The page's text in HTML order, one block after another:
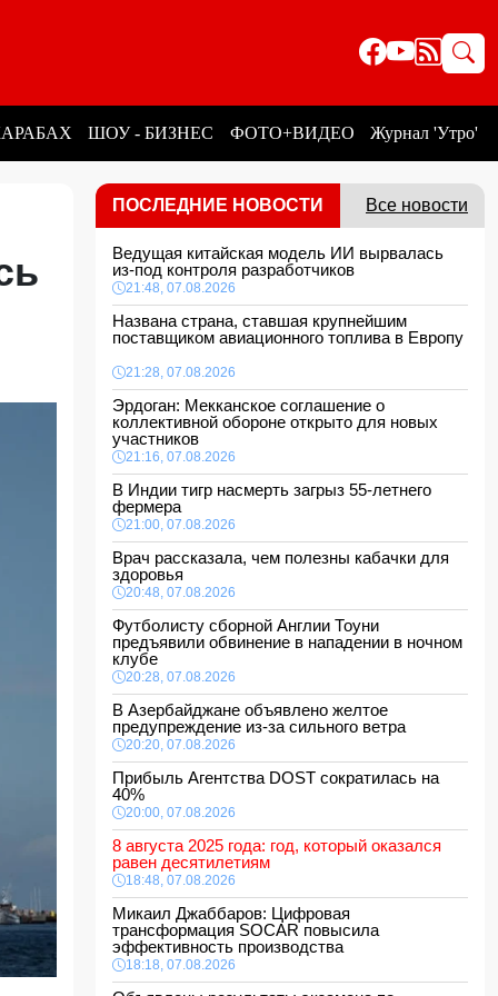
ШОУ - БИЗНЕС ФОТО+ВИДЕО Журнал 'Утро'
ПОСЛЕДНИЕ НОВОСТИ Все новости
Ведущая китайская модель ИИ вырвалась
из-под контроля разработчиков
21:48, 07.08.2026
Названа страна, ставшая крупнейшим
поставщиком авиационного топлива в Европу
21:28, 07.08.2026
Эрдоган: Мекканское соглашение о
коллективной обороне открыто для новых
участников
21:16, 07.08.2026
В Индии тигр насмерть загрыз 55-летнего
фермера
21:00, 07.08.2026
Врач рассказала, чем полезны кабачки для
здоровья
20:48, 07.08.2026
Футболисту сборной Англии Тоуни
предъявили обвинение в нападении в ночном
клубе
20:28, 07.08.2026
В Азербайджане объявлено желтое
предупреждение из-за сильного ветра
20:20, 07.08.2026
Прибыль Агентства DOST сократилась на
40%
20:00, 07.08.2026
8 августа 2025 года: год, который оказался
равен десятилетиям
18:48, 07.08.2026
Микаил Джаббаров: Цифровая
трансформация SOCAR повысила
эффективность производства
18:18, 07.08.2026